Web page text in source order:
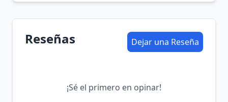
Reseñas Dejar una Reseña
¡Sé el primero en opinar!